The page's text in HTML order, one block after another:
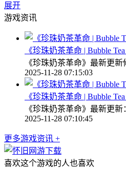
展开
游戏资讯
《珍珠奶茶革命 | Bubble
《珍珠奶茶革命》最新更
2025-11-28 07:15:03
《珍珠奶茶革命 | Bubble
《珍珠奶茶革命》最新更
2025-11-28 07:10:45
更多游戏资讯 +
喜欢这个游戏的人也喜欢